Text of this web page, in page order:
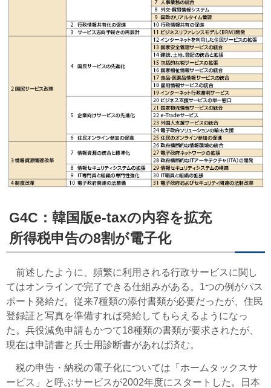
G4C：韓国版e-taxの内容を拡充
所得税申告の8割が電子化
前述したように、頻繁に利用される行政サービスに関し
てはオンラインで完了できる仕組みがある。1つの例がパス
ポート発給だ。従来7種類の添付書類が必要だったが、住民
登録証と写真を準備すれば発給してもらえるようになっ
た。兵役減免申請もかつて18種類の書類が要求されたが、
現在は申請書と兵士用診断書があれば済む。
税の申告・納税の電子化については「ホームタックスサ
ービス」と呼ぶサービスが2002年度にスタートした。日本